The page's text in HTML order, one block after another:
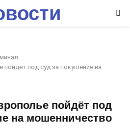
пойдёт под суд за покушение на
пойдёт под
на мошенничество